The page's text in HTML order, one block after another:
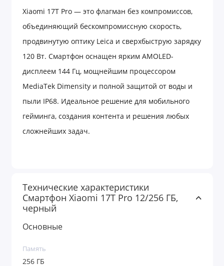
Xiaomi 17T Pro — это флагман без компромиссов,
объединяющий бескомпромиссную скорость,
продвинутую оптику Leica и сверхбыструю зарядку
120 Вт. Смартфон оснащен ярким AMOLED-
дисплеем 144 Гц, мощнейшим процессором
MediaTek Dimensity и полной защитой от воды и
пыли IP68. Идеальное решение для мобильного
гейминга, создания контента и решения любых
сложнейших задач.
молниеносной зарядкой? Xiaomi 17T Pro в
конфигурации 12/256 ГБ создан для тех, кто не
стандарту IP68 выдержит любые сюрпризы погоды
Технические характеристики
Смартфон Xiaomi 17T Pro 12/256 ГБ,
черный
Основные
Память
256 ГБ